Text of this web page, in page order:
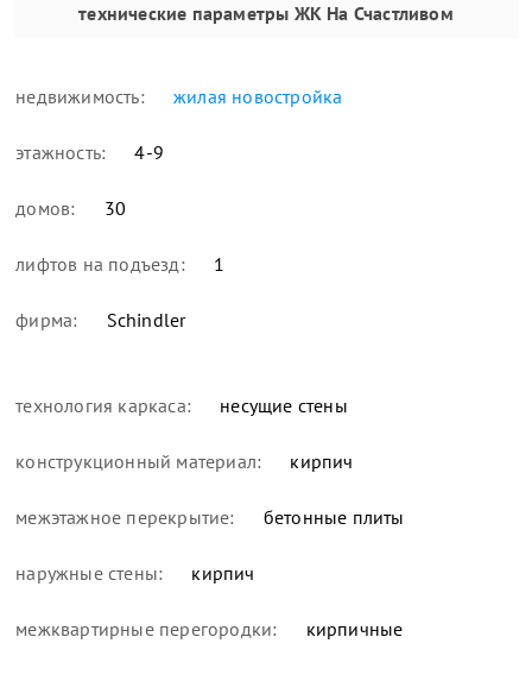
технические параметры ЖК На Счастливом
недвижимость: жилая новостройка
этажность: 4-9
домов: 30
лифтов на подъезд: 1
фирма: Schindler
технология каркаса: несущие стены
конструкционный материал: кирпич
межэтажное перекрытие: бетонные плиты
наружные стены: кирпич
межквартирные перегородки: кирпичные